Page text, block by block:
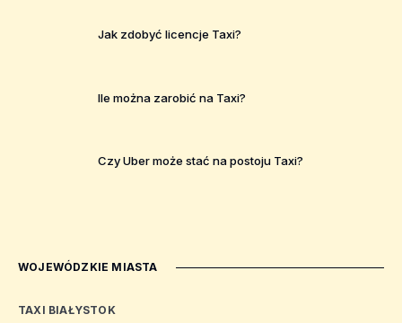
Jak zdobyć licencje Taxi?
Ile można zarobić na Taxi?
Czy Uber może stać na postoju Taxi?
WOJEWÓDZKIE MIASTA
TAXI BIAŁYSTOK